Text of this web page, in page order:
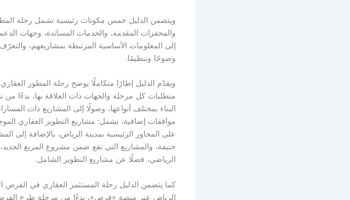
ويتضمن الدليل خمس مكونات رئيسية تشمل رحلة
والمحفزات المقدمة، والخدمات المساندة، وجهات
إلى المعلومات الأساسية المرتبطة بمشاريعهم،
وضوحًا وتنظيمًا.
ويقدّم الدليل إطارًا متكاملًا يوضح رحلة المطور
متطلبات كل مرحلة والجهات ذات العلاقة بها، بدءًا من
البناء بمختلف أنواعها، وصولًا إلى المشاريع ذات
موافقات إضافية، تشمل: مشاريع التطوير العقاري
على المحاور الرئيسية بمدينة الرياض، بالإضافة إلى
حنيفة، والمشاريع التي تقع ضمن مشروع المربع
الرياضي، فضلًا عن مشاريع التطوير الشامل.
كما يتضمن الدليل رحلة المستثمر العقاري في الفرص
الرياض عبر منصة «فرص»، بدءًا من مرحلة طرح الفرص،